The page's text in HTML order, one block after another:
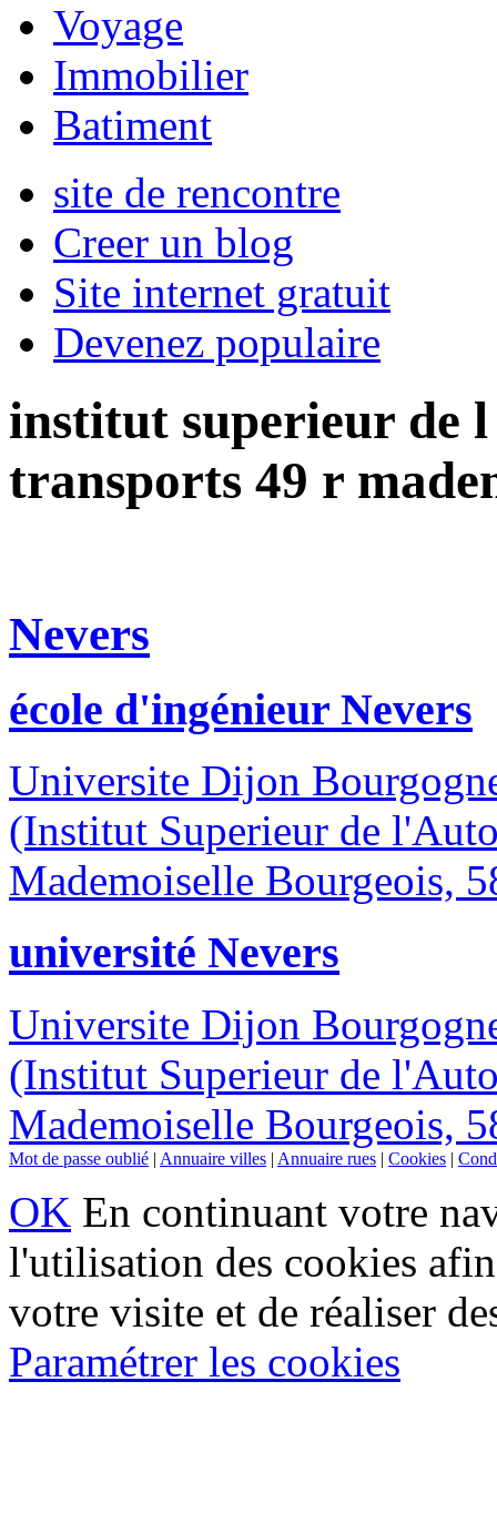
Voyage
Immobilier
Batiment
site de rencontre
Creer un blog
Site internet gratuit
Devenez populaire
institut superieur de
transports 49 r
Nevers
école d'ingénieur Nevers
Universite Dijon
(Institut Superieur de
Mademoiselle Bourgeois,
université Nevers
Universite Dijon
(Institut Superieur de
Mademoiselle Bourgeois,
Mot de passe oublié | Annuaire villes | Annuaire rues | Cookies |
OK En continuant votre
l'utilisation des cookies
votre visite et de réaliser
Paramétrer les cookies